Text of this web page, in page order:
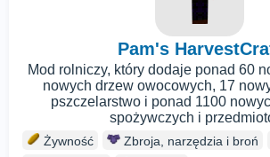
Pam's
Mod rolniczy, który dodaje ponad 60
nowych drzew owocowych, 17
pszczelarstwo i ponad 1100
spożywczych i
Żywność Zbroja, narzędzia i broń